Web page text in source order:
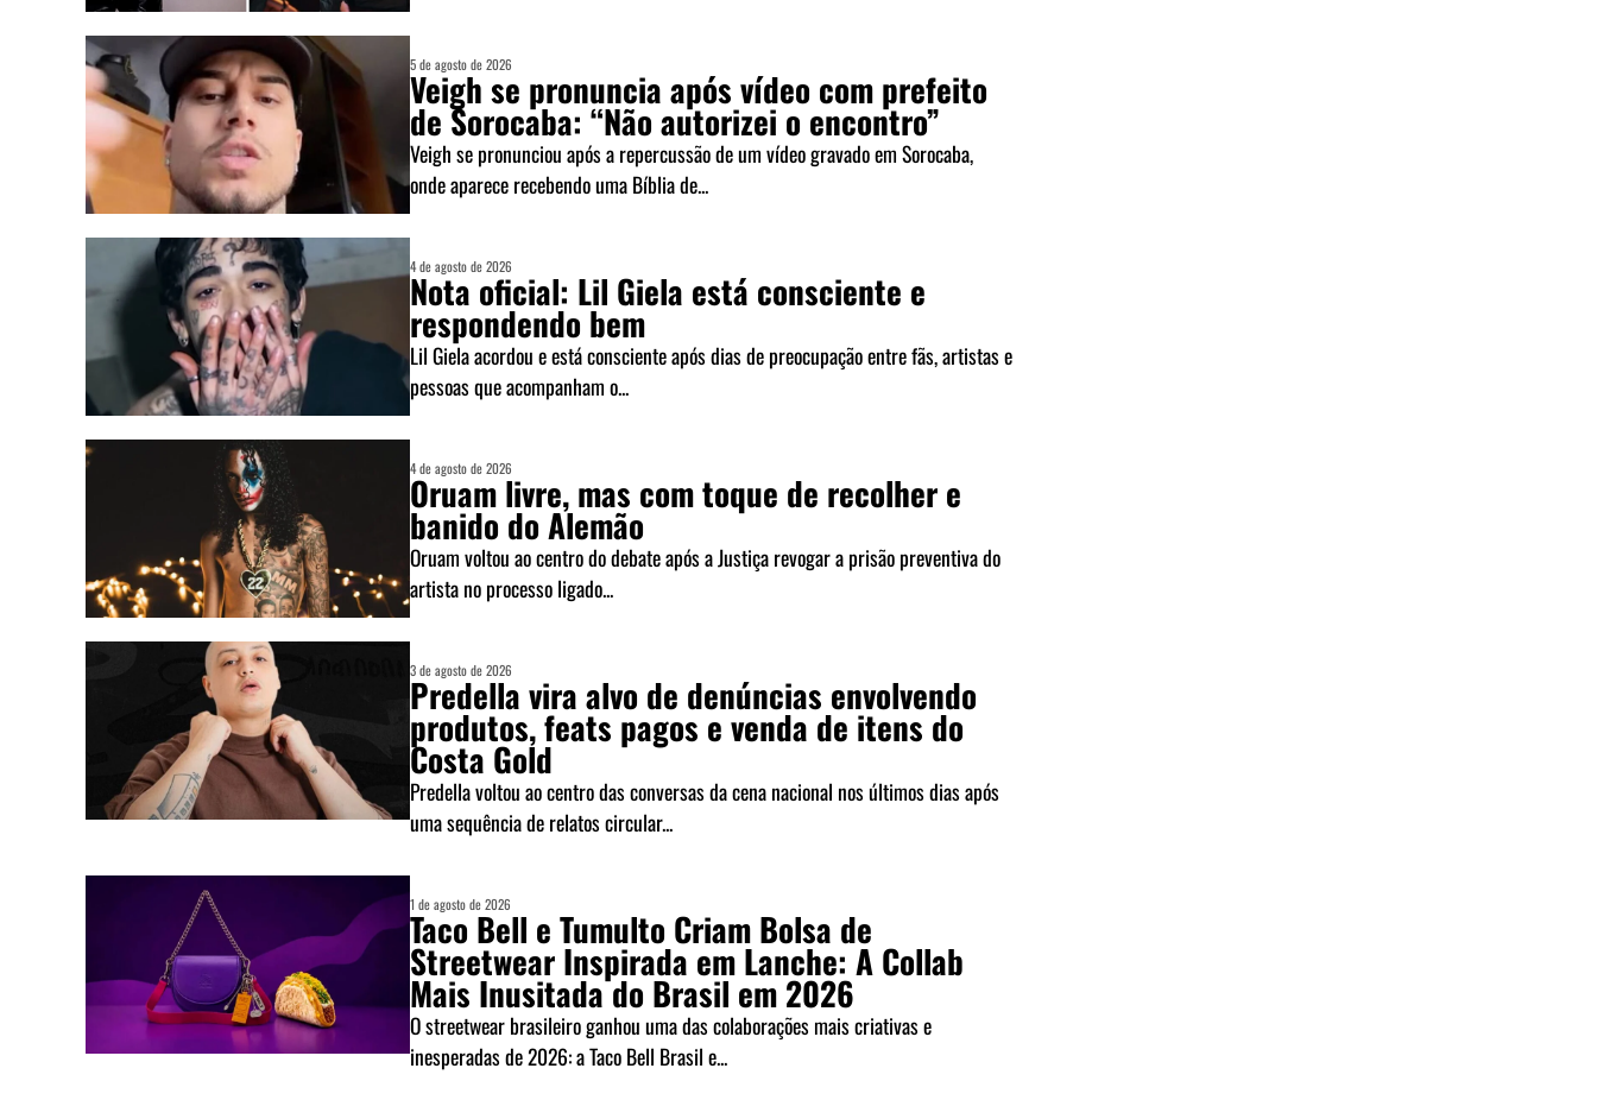
5 de agosto de 2026
Veigh se pronuncia após vídeo com prefeito
de Sorocaba: “Não autorizei o encontro”
Veigh se pronunciou após a repercussão de um vídeo gravado em Sorocaba,
onde aparece recebendo uma Bíblia de...
4 de agosto de 2026
Nota oficial: Lil Giela está consciente e
respondendo bem
Lil Giela acordou e está consciente após dias de preocupação entre fãs, artistas e
pessoas que acompanham o...
4 de agosto de 2026
Oruam livre, mas com toque de recolher e
banido do Alemão
Oruam voltou ao centro do debate após a Justiça revogar a prisão preventiva do
artista no processo ligado...
3 de agosto de 2026
Predella vira alvo de denúncias envolvendo
produtos, feats pagos e venda de itens do
Costa Gold
Predella voltou ao centro das conversas da cena nacional nos últimos dias após
uma sequência de relatos circular...
1 de agosto de 2026
Taco Bell e Tumulto Criam Bolsa de
Streetwear Inspirada em Lanche: A Collab
Mais Inusitada do Brasil em 2026
O streetwear brasileiro ganhou uma das colaborações mais criativas e
inesperadas de 2026: a Taco Bell Brasil e...